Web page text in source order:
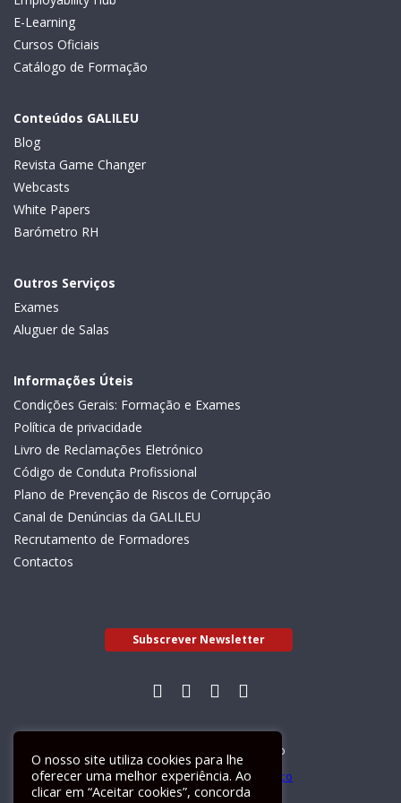
E-Learning
Cursos Oficiais
Catálogo de Formação
Conteúdos GALILEU
Blog
Revista Game Changer
Webcasts
White Papers
Barómetro RH
Outros Serviços
Exames
Aluguer de Salas
Informações Úteis
Condições Gerais: Formação e Exames
Política de privacidade
Livro de Reclamações Eletrónico
Código de Conduta Profissional
Plano de Prevenção de Riscos de Corrupção
Canal de Denúncias da GALILEU
Recrutamento de Formadores
Contactos
Subscrever Newsletter
Livro de Reclamações Electrónico
O nosso site utiliza cookies para lhe
oferecer uma melhor experiência. Ao
clicar em “Aceitar cookies”, concorda